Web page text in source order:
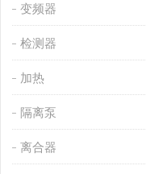
变频器
检测器
加热
隔离泵
离合器